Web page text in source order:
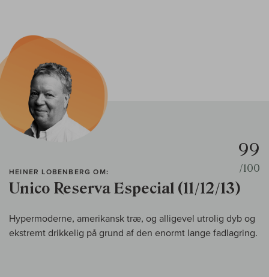
HEINER LOBENBERG OM:
Unico Reserva Especial (11/12/13)
99
/100
Hypermoderne, amerikansk træ, og alligevel utrolig dyb og
ekstremt drikkelig på grund af den enormt lange fadlagring.